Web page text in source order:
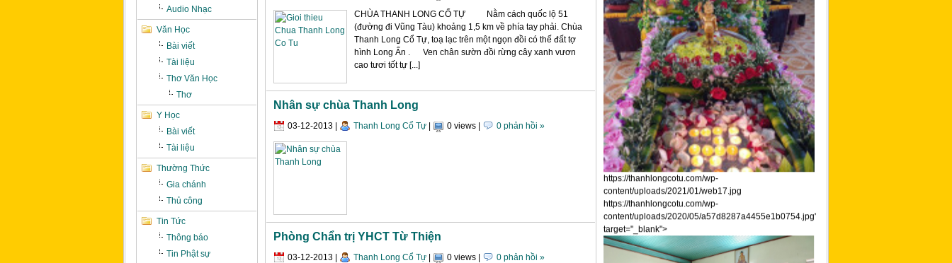
CHÙA THANH LONG CỔ TỰ Nằm cách quốc lộ 51
(đường đi Vũng Tàu) khoảng 1,5 km về phía tay phải. Chùa
Thanh Long Cổ Tự, toạ lạc trên một ngọn đồi có thế đất tợ
hình Long Ấn . Ven chân sườn đồi rừng cây xanh vươn
cao tươi tốt tự [...]
Nhân sự chùa Thanh Long
03-12-2013 Thanh Long Cổ Tự 0 views 0 phản hồi »
Phòng Chẩn trị YHCT Từ Thiện
03-12-2013 Thanh Long Cổ Tự 0 views
0 phản hồi »
Audio Nhạc
Văn Học
Bài viết
Tài liệu
Thơ Văn Học
Thơ
Y Học
Bài viết
Tài liệu
Thường Thức
Gia chánh
Thủ công
Tin Tức
Thông báo
Tin Phật sự
https://thanhlongcotu.com/wp-
content/uploads/2021/01/web17.jpg
https://thanhlongcotu.com/wp-
content/uploads/2020/05/a57d8287a4455e1b0754.jpg"
target="_blank">